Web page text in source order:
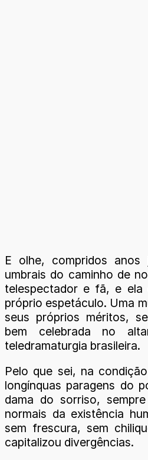
E olhe, compridos
umbrais do caminho de
telespectador e fã, e ela
próprio espetáculo. Uma
seus próprios méritos,
bem celebrada no
teledramaturgia brasileira.
Pelo que sei, na
longínquas paragens do
dama do sorriso,
normais da existência
sem frescura, sem
capitalizou divergências.